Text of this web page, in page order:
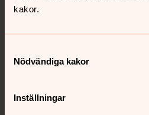
kakor.
Nödvändiga kakor
Inställningar
Hitta snabbt